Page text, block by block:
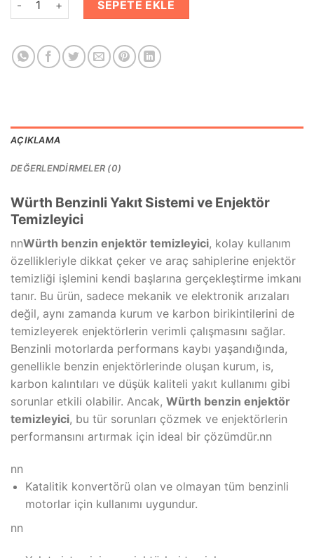
SEPETE EKLE
AÇIKLAMA
DEĞERLENDIRMELER (0)
Würth Benzinli Yakıt Sistemi ve Enjektör
Temizleyici
nnWürth benzin enjektör temizleyici, kolay kullanım
özellikleriyle dikkat çeker ve araç sahiplerine enjektör
temizliği işlemini kendi başlarına gerçekleştirme imkanı
tanır. Bu ürün, sadece mekanik ve elektronik arızaları
değil, aynı zamanda kurum ve karbon birikintilerini de
temizleyerek enjektörlerin verimli çalışmasını sağlar.
Benzinli motorlarda performans kaybı yaşandığında,
genellikle benzin enjektörlerinde oluşan kurum, is,
karbon kalıntıları ve düşük kaliteli yakıt kullanımı gibi
sorunlar etkili olabilir. Ancak, Würth benzin enjektör
temizleyici, bu tür sorunları çözmek ve enjektörlerin
performansını artırmak için ideal bir çözümdür.nn
nn
Katalitik konvertörü olan ve olmayan tüm benzinli
motorlar için kullanımı uygundur.
nn